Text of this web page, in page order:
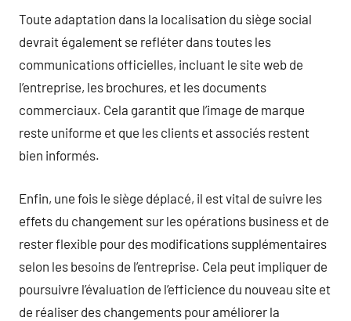
Toute adaptation dans la localisation du siège social
devrait également se refléter dans toutes les
communications officielles, incluant le site web de
l’entreprise, les brochures, et les documents
commerciaux. Cela garantit que l’image de marque
reste uniforme et que les clients et associés restent
bien informés.
Enfin, une fois le siège déplacé, il est vital de suivre les
effets du changement sur les opérations business et de
rester flexible pour des modifications supplémentaires
selon les besoins de l’entreprise. Cela peut impliquer de
poursuivre l’évaluation de l’efficience du nouveau site et
de réaliser des changements pour améliorer la